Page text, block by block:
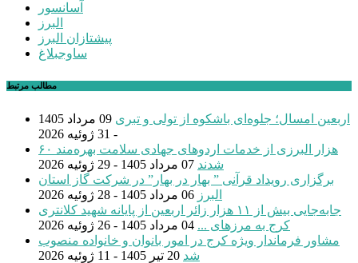
آسانسور
البرز
پیشتازان البرز
ساوجبلاغ
مطالب مرتبط
اربعین امسال؛ جلوه‌ای باشکوه از تولی و تبری
09 مرداد 1405
- 31 ژوئیه 2026
۶۰ هزار البرزی از خدمات اردوهای جهادی سلامت بهره‌مند
شدند 07 مرداد 1405 - 29 ژوئیه 2026
برگزاری رویداد قرآنی ” بهار در بهار” در شرکت گاز استان
البرز 06 مرداد 1405 - 28 ژوئیه 2026
جابه‌جایی بیش از ۱۱ هزار زائر اربعین از پایانه شهید کلانتری
کرج به مرزهای ... 04 مرداد 1405 - 26 ژوئیه 2026
مشاور فرماندار ویژه کرج در امور بانوان و خانواده منصوب
شد 20 تیر 1405 - 11 ژوئیه 2026